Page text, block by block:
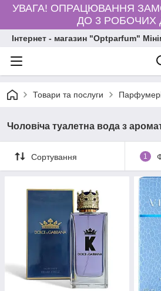
УВАГА! ОПРАЦЮВАННЯ
ДО 3 РОБОЧИХ
Інтернет - магазин "Optparfum"
Товари та послуги
Чоловіча туалетна вода з
Сортування 1